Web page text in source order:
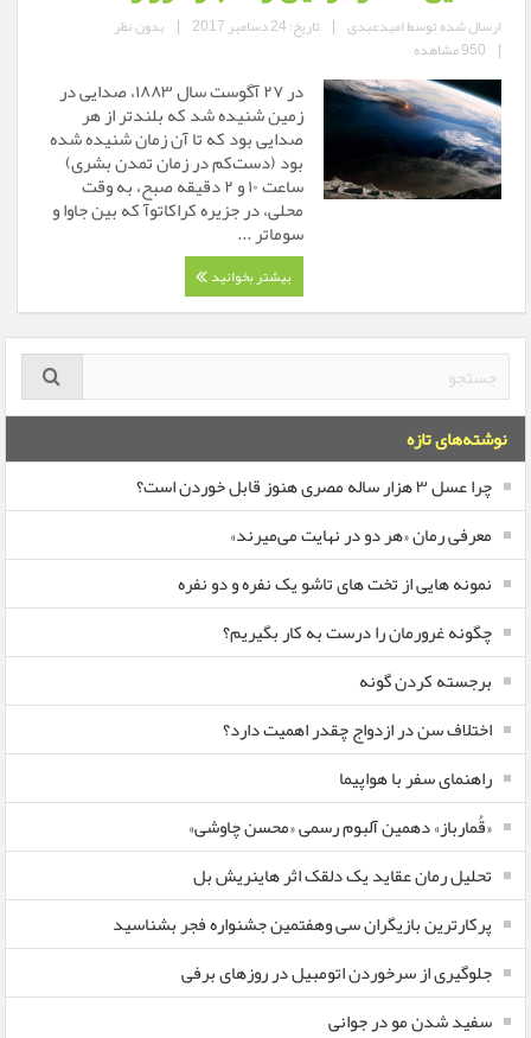
ارسال شده توسطامیدعبدی | تاریخ: 24 دسامبر 2017 | بدون نظر
| 950 مشاهده
در ۲۷ آگوست سال ۱۸۸۳، صدایی در
زمین شنیده شد که بلندتر از هر
صدایی بود که تا آن زمان شنیده شده
بود (دست‌کم در زمان تمدن بشری)
ساعت ۱۰ و ۲ دقیقه صبح، به وقت
محلی، در جزیره کراکاتوآ که بین جاوا و
سوماتر ...
بیشتر بخوانید
نوشته‌های تازه
چرا عسل ۳ هزار ساله‌ مصری هنوز قابل خوردن است؟
معرفی رمان «هر دو در نهایت می‌میرند»
نمونه هایی از تخت های تاشو یک نفره و دو نفره
چگونه غرورمان را درست به کار بگیریم؟
برجسته کردن گونه
اختلاف سن در ازدواج چقدر اهمیت دارد؟
راهنمای سفر با هواپیما
«قُمارباز» دهمین آلبوم رسمی «محسن چاوشی»
تحلیل رمان عقاید یک دلقک اثر هاینریش بل
پرکارترین بازیگران سی وهفتمین جشنواره فجر بشناسید
جلوگیری از سرخوردن اتومبیل در روزهای برفی
سفید شدن مو در جوانی